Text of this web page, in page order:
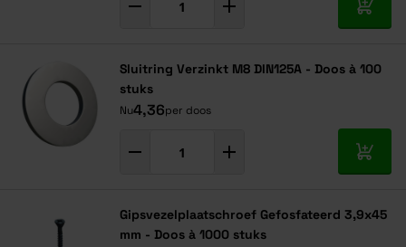
In
Sluitring Verzinkt M8 DIN125A - Doos à 100
stuks
Nu4,36per doos
In
Gipsvezelplaatschroef Gefosfateerd 3,9x45
mm - Doos à 1000 stuks